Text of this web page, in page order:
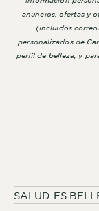
SALUD ES
anuncios, ofertas y
(incluidos
personalizados de
perfil de belleza, y